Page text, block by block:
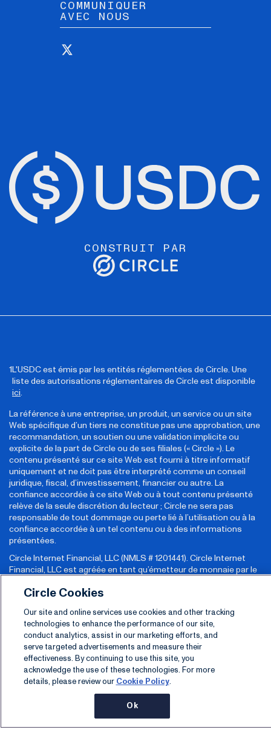
COMMUNIQUER
AVEC NOUS
CONSTRUIT PAR
L'USDC est émis par les entités réglementées de Circle. Une
liste des autorisations réglementaires de Circle est disponible
ici.
La référence à une entreprise, un produit, un service ou un site
Web spécifique d’un tiers ne constitue pas une approbation, une
recommandation, un soutien ou une validation implicite ou
explicite de la part de Circle ou de ses filiales (« Circle »). Le
contenu présenté sur ce site Web est fourni à titre informatif
uniquement et ne doit pas être interprété comme un conseil
juridique, fiscal, d’investissement, financier ou autre. La
confiance accordée à ce site Web ou à tout contenu présenté
relève de la seule discrétion du lecteur ; Circle ne sera pas
responsable de tout dommage ou perte lié à l’utilisation ou à la
confiance accordée à un tel contenu ou à des informations
présentées.
Circle Internet Financial, LLC (NMLS # 1201441). Circle Internet
Financial, LLC est agréée en tant qu’émetteur de monnaie par le
et pour exercer des activités commerciales de monnaie virtuelle
(NYDFS). Massachusetts Foreign Transmittal Agency,
FT1201441.Les clients de Circle Maryland peuvent cliquer ici pour
obtenir des informations sur le dépôt de plaintes.
Global - English
Brazil - Português
France - Français
Circle Cookies
Our site and online services use cookies and other tracking
technologies to enhance the performance of our site,
conduct analytics, assist in our marketing efforts, and
serve targeted advertisements and measure their
effectiveness. By continuing to use this site, you
acknowledge the use of these technologies. For more
details, please review our Cookie Policy.
Ok